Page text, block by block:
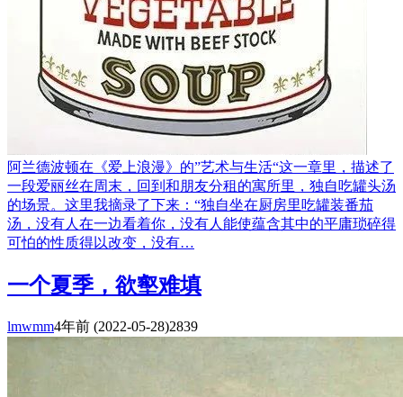
阿兰德波顿在《爱上浪漫》的”艺术与生活“这一章里，描述了
一段爱丽丝在周末，回到和朋友分租的寓所里，独自吃罐头汤
的场景。这里我摘录了下来：“独自坐在厨房里吃罐装番茄
汤，没有人在一边看着你，没有人能使蕴含其中的平庸琐碎得
可怕的性质得以改变，没有…
一个夏季，欲壑难填
lmwmm4年前 (2022-05-28)2839